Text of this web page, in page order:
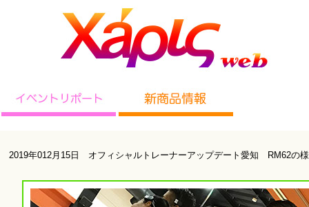
2019年012月15日 オフィシャルトレーナーアップデート愛知 RM62の